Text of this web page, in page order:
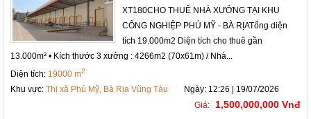
XT180CHO THUÊ NHÀ XƯỞNG TẠI KHU
CÔNG NGHIỆP PHÚ MỸ - BÀ RỊATổng diện
tích 19.000m2 Diện tích cho thuê gần
13.000m² • Kích thước 3 xưởng : 4266m2 (70x61m) / Nhà...
Diện tích: 19000 m2
Khu vực:Thị xã Phú Mỹ, Bà Rịa Vũng Tàu
Ngày: 12:26 | 19/07/2026
Giá:
1,500,000,000 Vnđ